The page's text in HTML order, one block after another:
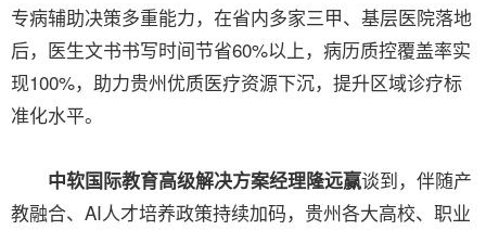
专病辅助决策多重能力，在省内多家三甲、基层医院落地
后，医生文书书写时间节省60%以上，病历质控覆盖率实
现100%，助力贵州优质医疗资源下沉，提升区域诊疗标
准化水平。
中软国际教育高级解决方案经理隆远赢谈到，伴随产
教融合、AI人才培养政策持续加码，贵州各大高校、职业